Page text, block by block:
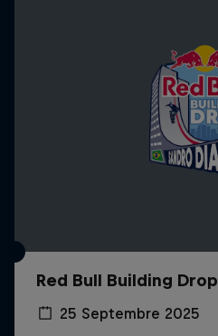
Red Bull Building Drop
25 Septembre 2025